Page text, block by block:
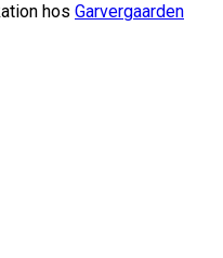
hos Garvergaarden